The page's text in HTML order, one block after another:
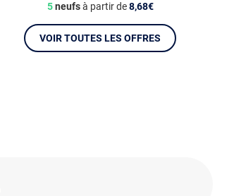
5neufsà partir de8,68€
VOIR TOUTES LES OFFRES